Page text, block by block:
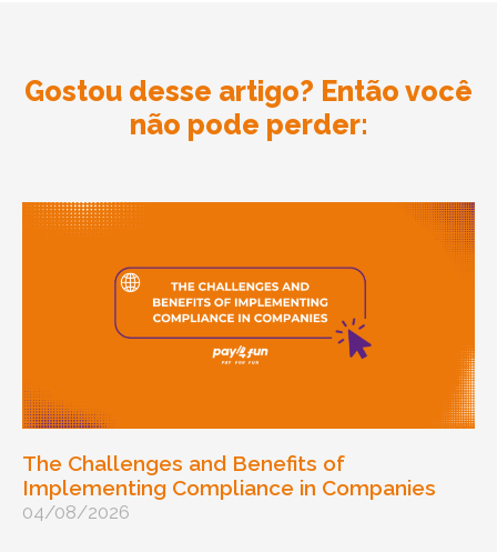
Gostou desse artigo? Então você
não pode perder:
The Challenges and Benefits of
Implementing Compliance in Companies
04/08/2026